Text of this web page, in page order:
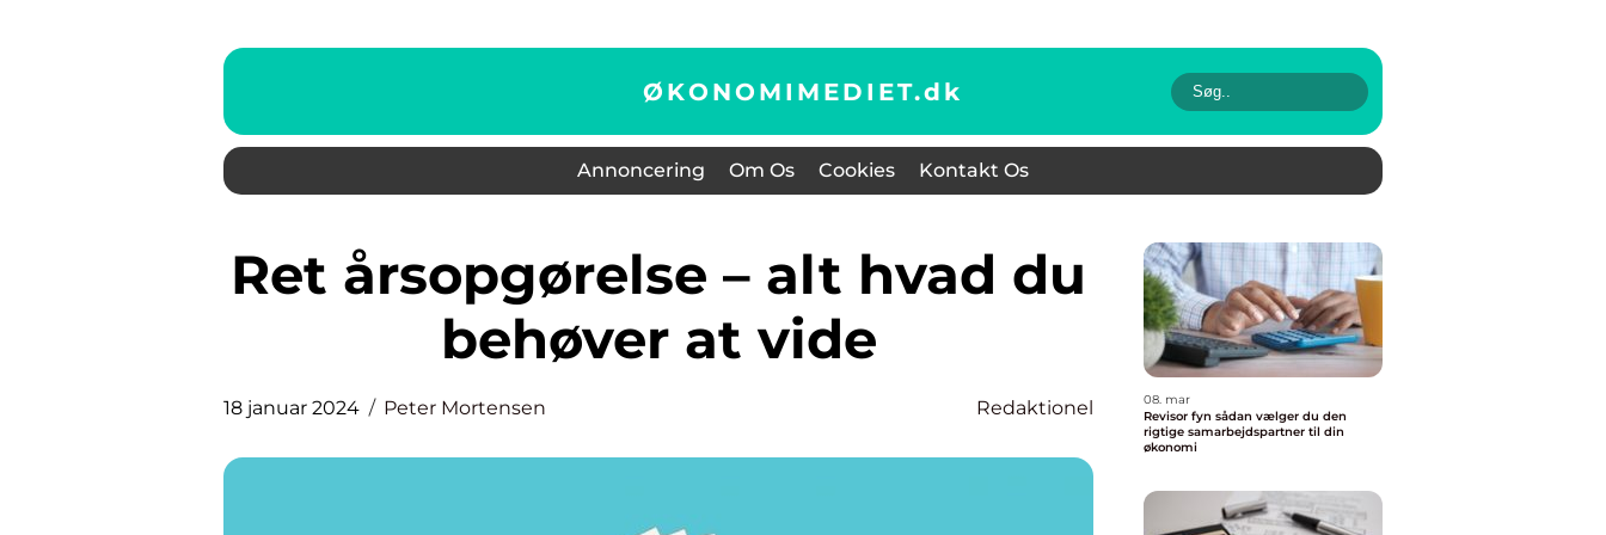
ØKONOMIMEDIET.dk
Annoncering Om Os Cookies Kontakt Os
Ret årsopgørelse – alt hvad du
behøver at vide
18 januar 2024 Peter Mortensen Redaktionel
08. mar
Revisor fyn sådan vælger du den
rigtige samarbejdspartner til din
økonomi